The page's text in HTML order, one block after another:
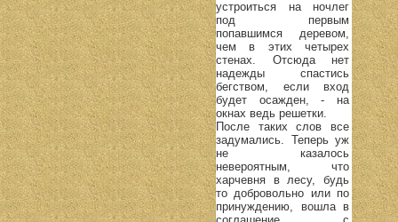
устроиться на ночлег
под первым
попавшимся деревом,
чем в этих четырех
стенах. Отсюда нет
надежды спастись
бегством, если вход
будет осажден, - на
окнах ведь решетки.
После таких слов все
задумались. Теперь уж
не казалось
невероятным, что
харчевня в лесу, будь
то добровольно или по
принуждению, вошла в